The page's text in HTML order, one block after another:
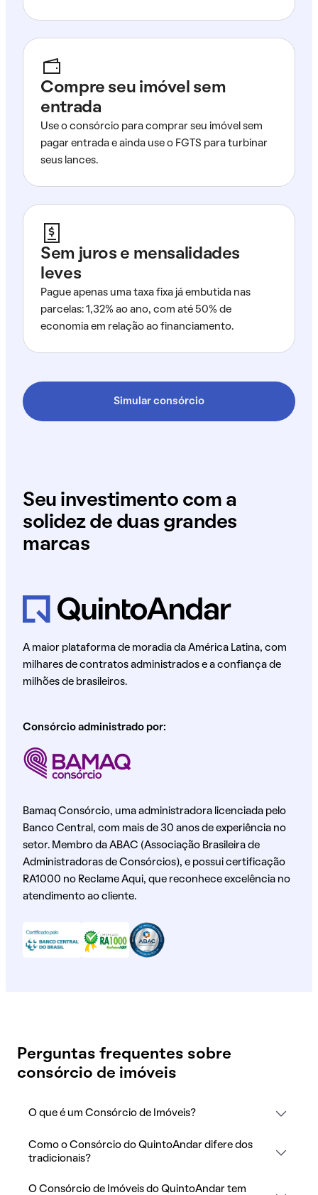
Compre seu imóvel sem
entrada
Use o consórcio para comprar seu imóvel sem
pagar entrada e ainda use o FGTS para turbinar
seus lances.
Sem juros e mensalidades
leves
Pague apenas uma taxa fixa já embutida nas
parcelas: 1,32% ao ano, com até 50% de
economia em relação ao financiamento.
Simular consórcio
Seu investimento com a
solidez de duas grandes
marcas
A maior plataforma de moradia da América Latina, com
milhares de contratos administrados e a confiança de
milhões de brasileiros.
Consórcio administrado por:
Bamaq Consórcio, uma administradora licenciada pelo
Banco Central, com mais de 30 anos de experiência no
setor. Membro da ABAC (Associação Brasileira de
Administradoras de Consórcios), e possui certificação
RA1000 no Reclame Aqui, que reconhece excelência no
atendimento ao cliente.
Perguntas frequentes sobre
consórcio de imóveis
O que é um Consórcio de Imóveis?
Como o Consórcio do QuintoAndar difere dos
tradicionais?
O Consórcio de Imóveis do QuintoAndar tem